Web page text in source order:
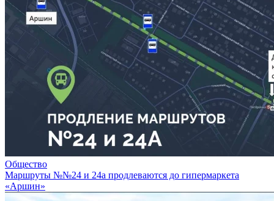
Общество
Маршруты №№24 и 24а продлеваются до гипермаркета
«Аршин»